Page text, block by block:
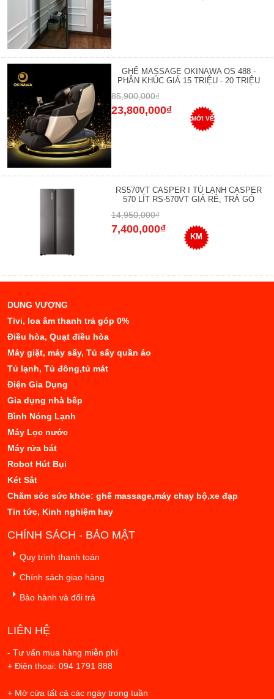
GHẾ MASSAGE OKINAWA OS 488 -
PHÂN KHÚC GIÁ 15 TRIỆU - 20 TRIỆU
85,900,000₫
23,800,000₫
MỚI VỀ
RS570VT CASPER I TỦ LẠNH CASPER
570 LÍT RS-570VT GIÁ RẺ, TRẢ GÓ
14,950,000₫
7,400,000₫
KM
DUNG VƯỢNG
Tivi, loa âm thanh trả góp 0%
Điều hòa, Quạt điều hòa
Máy giặt, máy sấy, Tủ sấy quần áo
Tủ lạnh, Tủ đông,tủ mát
Điện Gia Dụng
Gia dụng nhà bếp
Bình Nóng Lạnh
Máy Lọc nước
Máy rửa bát
Robot Hút Bụi
Két Sắt
Chăm sóc sức khỏe: ghế massage,máy chạy bộ,xe đạp
Tin tức, Kinh nghiệm hay
CHÍNH SÁCH - BẢO MẬT
Quy trình thanh toán
Chính sách giao hàng
Bảo hành và đổi trả
LIÊN HỆ
- Tư vấn mua hàng miễn phí
+ Điện thoại: 094 1791 888
+ Mở cửa tất cả các ngày trong tuần